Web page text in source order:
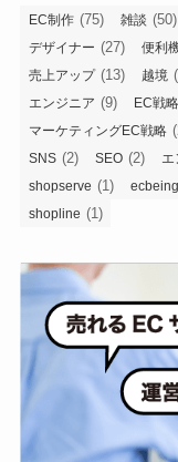
EC制作 (75) 雑談 (50)
デザイナー (27) 便利
売上アップ(13) 越境
エンジニア (9) EC戦略
マーケティングEC戦略
SNS (2) SEO (2) エ
shopserve (1) ecbeing
shopline (1)